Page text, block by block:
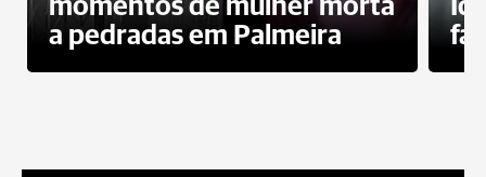
momentos de mulher morta
a pedradas em Palmeira